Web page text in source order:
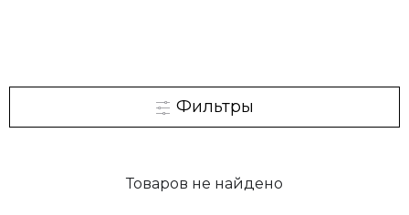
Фильтры
Товаров не найдено